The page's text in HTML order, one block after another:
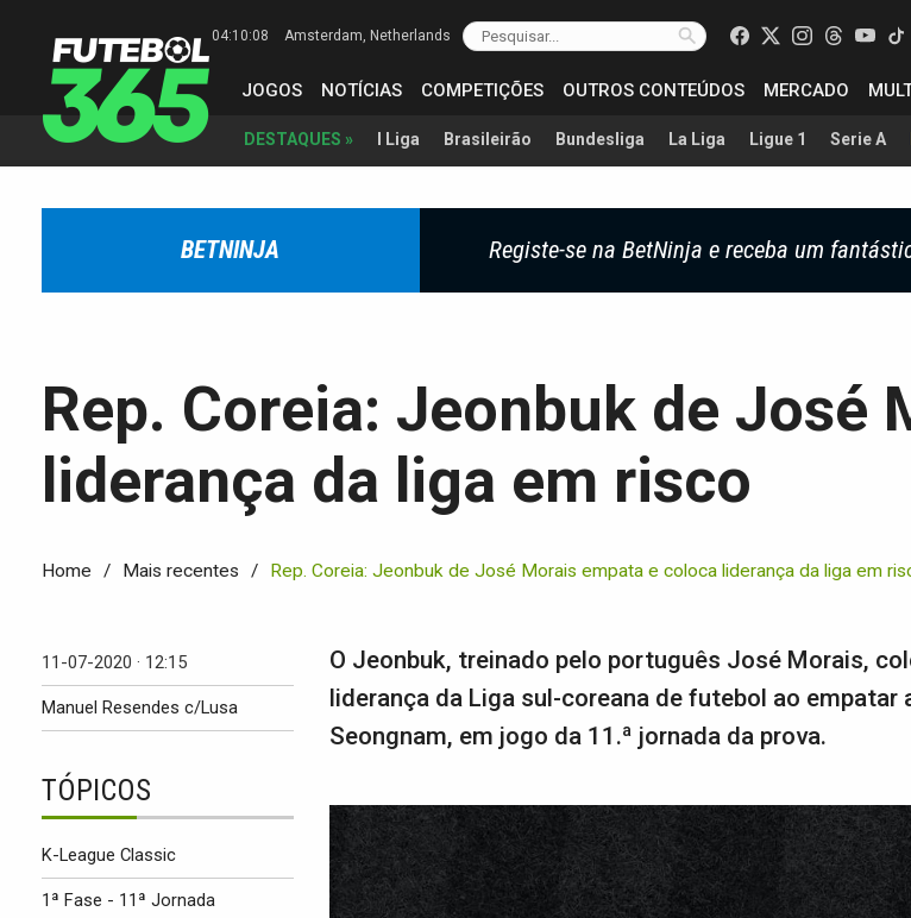
04:10:09 Amsterdam, Netherlands
JOGOS NOTÍCIAS COMPETIÇÕES OUTROS CONTEÚDOS MERCADO
DESTAQUES » I Liga Brasileirão Bundesliga La Liga Ligue 1 Serie A
BETNINJA Registe-se na BetNinja e receba um
Rep. Coreia: Jeonbuk de José
liderança da liga em risco
Home Mais recentes Rep. Coreia: Jeonbuk de José Morais empata e coloca liderança da liga em
11-07-2020 · 12:15
Manuel Resendes c/Lusa
TÓPICOS
K-League Classic
1ª Fase - 11ª Jornada
O Jeonbuk, treinado pelo português José Morais,
liderança da Liga sul-coreana de futebol ao empatar
Seongnam, em jogo da 11.ª jornada da prova.